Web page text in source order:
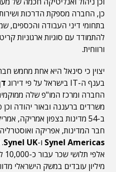
כן, החברה מספקת הדרכות ושירותי
בתחומי דיני העבודה והכספים,
להתמודד עם סוגיות ארגוניות
ורווחית.
יצוין כי סינאל היא אחת מחמש
בענף ה-IT בישראל על פי דירוג
החברה ומרכז המו"פ שלה
משרדים ברעננה ובאור יהודה וכן
ב-54 מדינות בצפון אמריקה,
חבר המדינות, אפריקה
Synel Americas ו-Synel UK
מיליון עובדים במשק הישראלי